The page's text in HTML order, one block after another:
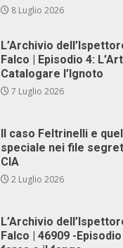
8 Luglio 2026
L’Archivio
Falco | Episodio 4:
Catalogare l’Ignoto
7 Luglio 2026
Il caso Feltrinelli e
speciale nei file
CIA
2 Luglio 2026
L’Archivio
Falco | 46909 -